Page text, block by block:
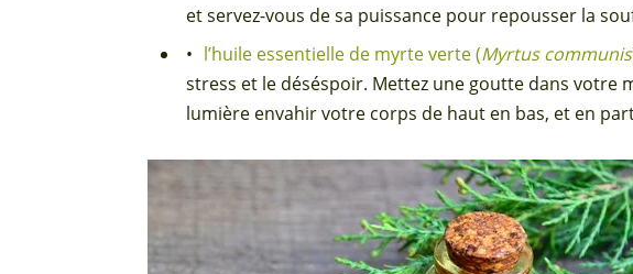
et servez-vous de sa puissance pour repousser la
l’huile essentielle de myrte verte (Myrtus communis
stress et le déséspoir. Mettez une goutte dans votre
lumière envahir votre corps de haut en bas, et en